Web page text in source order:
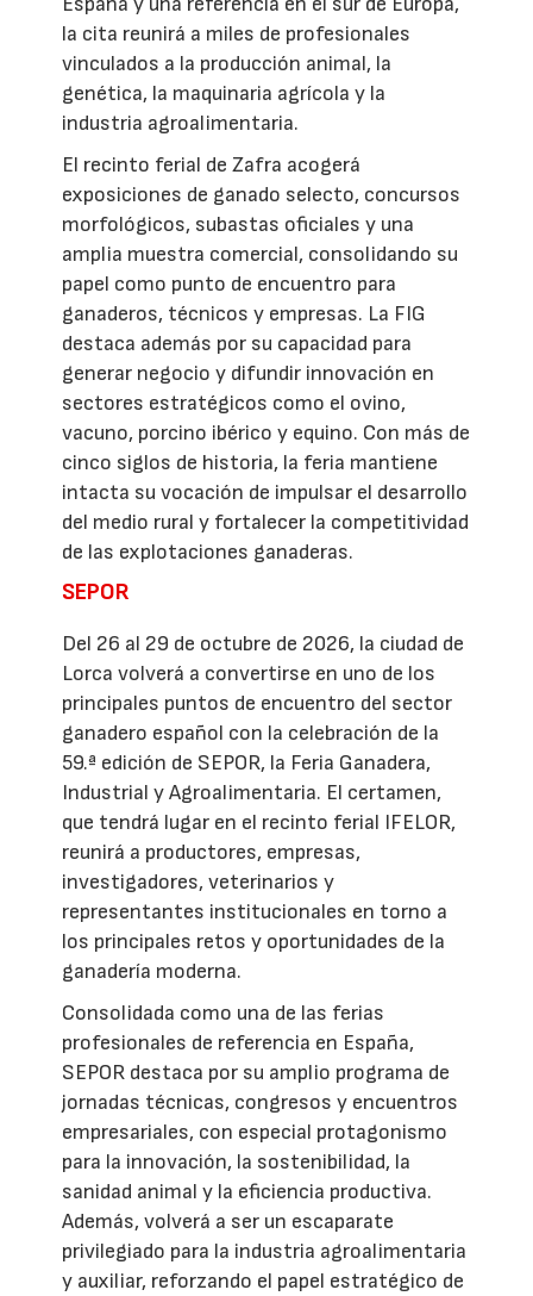
la cita reunirá a miles de profesionales
vinculados a la producción animal, la
genética, la maquinaria agrícola y la
industria agroalimentaria.
El recinto ferial de Zafra acogerá
exposiciones de ganado selecto, concursos
morfológicos, subastas oficiales y una
amplia muestra comercial, consolidando su
papel como punto de encuentro para
ganaderos, técnicos y empresas. La FIG
destaca además por su capacidad para
generar negocio y difundir innovación en
sectores estratégicos como el ovino,
vacuno, porcino ibérico y equino. Con más de
cinco siglos de historia, la feria mantiene
intacta su vocación de impulsar el desarrollo
del medio rural y fortalecer la competitividad
de las explotaciones ganaderas.
SEPOR
Del 26 al 29 de octubre de 2026, la ciudad de
Lorca volverá a convertirse en uno de los
principales puntos de encuentro del sector
ganadero español con la celebración de la
59.ª edición de SEPOR, la Feria Ganadera,
Industrial y Agroalimentaria. El certamen,
que tendrá lugar en el recinto ferial IFELOR,
reunirá a productores, empresas,
investigadores, veterinarios y
representantes institucionales en torno a
los principales retos y oportunidades de la
ganadería moderna.
Consolidada como una de las ferias
profesionales de referencia en España,
SEPOR destaca por su amplio programa de
jornadas técnicas, congresos y encuentros
empresariales, con especial protagonismo
para la innovación, la sostenibilidad, la
sanidad animal y la eficiencia productiva.
Además, volverá a ser un escaparate
privilegiado para la industria agroalimentaria
y auxiliar, reforzando el papel estratégico de